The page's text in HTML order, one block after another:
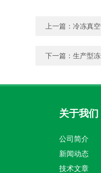
上一篇： 冷冻真
下一篇： 生产型
关于我们
公司简介
新闻动态
技术文章